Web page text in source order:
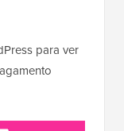
para ver